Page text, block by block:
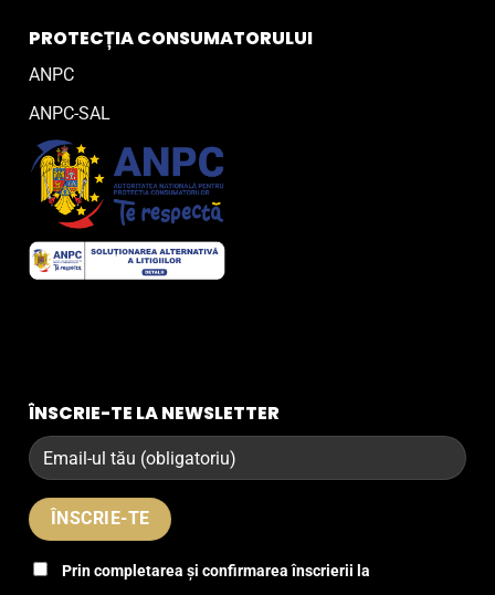
PROTECȚIA CONSUMATORULUI
ANPC
ANPC-SAL
ÎNSCRIE-TE LA NEWSLETTER
Prin completarea și confirmarea înscrierii la